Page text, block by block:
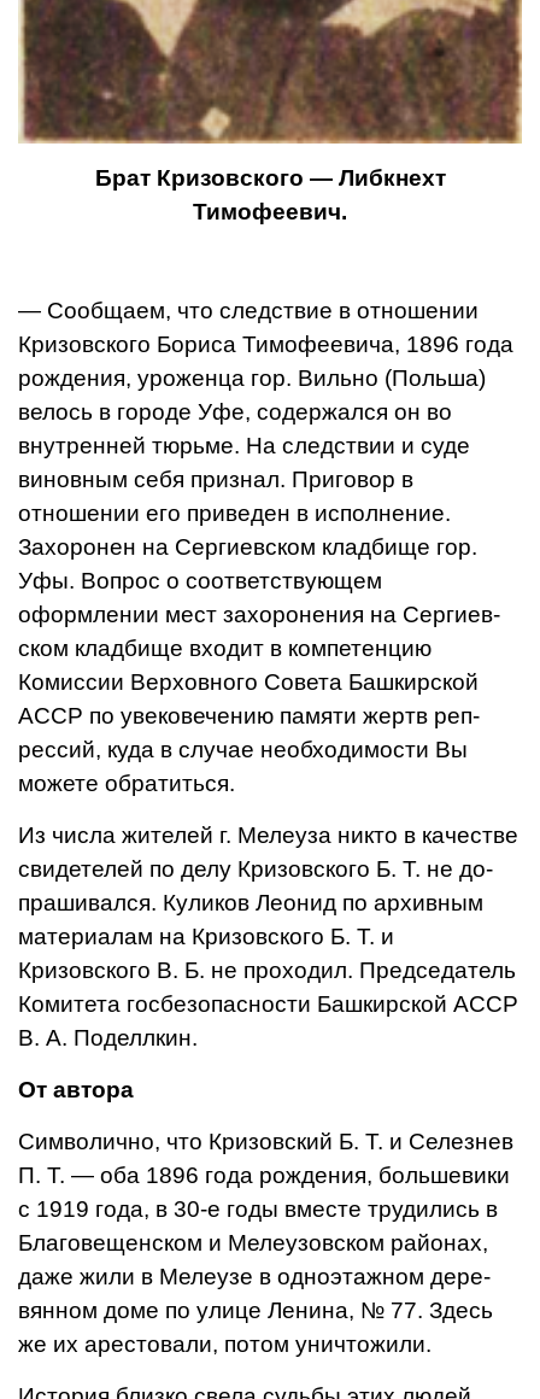
Брат Кризовского — Либкнехт
Тимофеевич.
— Сообщаем, что следствие в отношении
Кризовского Бориса Тимофеевича, 1896 года
рожде­ния, уроженца гор. Вильно (Поль­ша)
велось в городе Уфе, со­держался он во
внутренней тюрь­ме. На следствии и суде
винов­ным себя признал. Приговор в
отношении его приведен в ис­полнение.
Захоронен на Сергиев­ском кладбище гор.
Уфы. Вопрос о соответствующем
оформлении мест захоронения на Сергиев­
ском кладбище входит в компе­тенцию
Комиссии Верховного Совета Башкирской
АССР по увековечению памяти жертв реп­
рессий, куда в случае необходи­мости Вы
можете обратиться.
Из числа жителей г. Мелеуза никто в качестве
свидетелей по делу Кризовского Б. Т. не до­
прашивался. Куликов Леонид по архивным
материалам на Кризов­ского Б. Т. и
Кризовского В. Б. не проходил. Председатель
Ко­митета госбезопасности Башкир­ской АССР
В. А. Поделлкин.
От автора
Символично, что Кризовский Б. Т. и Селезнев
П. Т. — оба 1896 года рождения, большевики
с 1919 года, в 30-е годы вместе тру­дились в
Благовещенском и Мелеузовском районах,
даже жили в Мелеузе в одноэтажном дере­
вянном доме по улице Ленина, № 77. Здесь
же их арестовали, потом уничтожили.